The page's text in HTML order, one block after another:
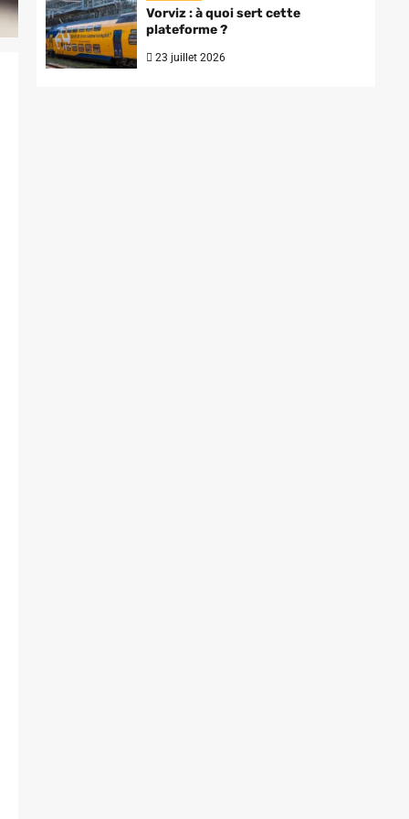
Vorviz : à quoi sert cette
plateforme ?
23 juillet 2026